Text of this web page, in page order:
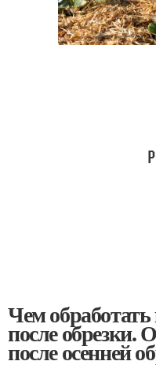
Чем
после обрезки.
после осенней